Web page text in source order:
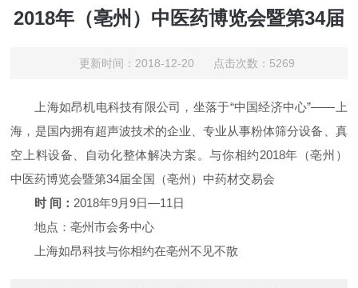
2018年（亳州）中医药博览会暨第34届
更新时间：2018-12-20 点击次数：5269
上海如昂机电科技有限公司，坐落于“中国经济中心”——上
海，是国内拥有超声波技术的企业、专业从事粉体筛分设备、真
空上料设备、自动化整体解决方案。与你相约2018年（亳州）
中医药博览会暨第34届全国（亳州）中药材交易会
时 间： 2018年9月9日—11日
地点：亳州市会务中心
上海如昂科技与你相约在亳州不见不散